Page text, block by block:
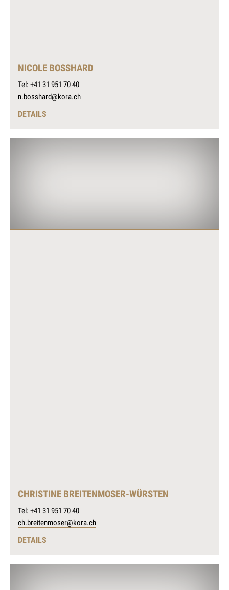
NICOLE BOSSHARD
Tel: +41 31 951 70 40
n.bosshard@kora.ch
DETAILS
CHRISTINE BREITENMOSER-WÜRSTEN
Tel: +41 31 951 70 40
ch.breitenmoser@kora.ch
DETAILS